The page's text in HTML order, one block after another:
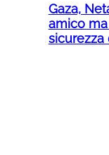
Gaza,
amico
sicurezza